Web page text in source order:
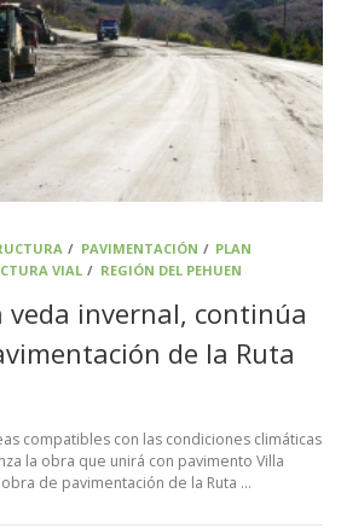
/ PAVIMENTACIÓN / PLAN
VIAL / REGIÓN DEL PEHUEN
veda invernal, continúa
de la Ruta
compatibles con las condiciones climáticas
la obra que unirá con pavimento Villa
de pavimentación de la Ruta …